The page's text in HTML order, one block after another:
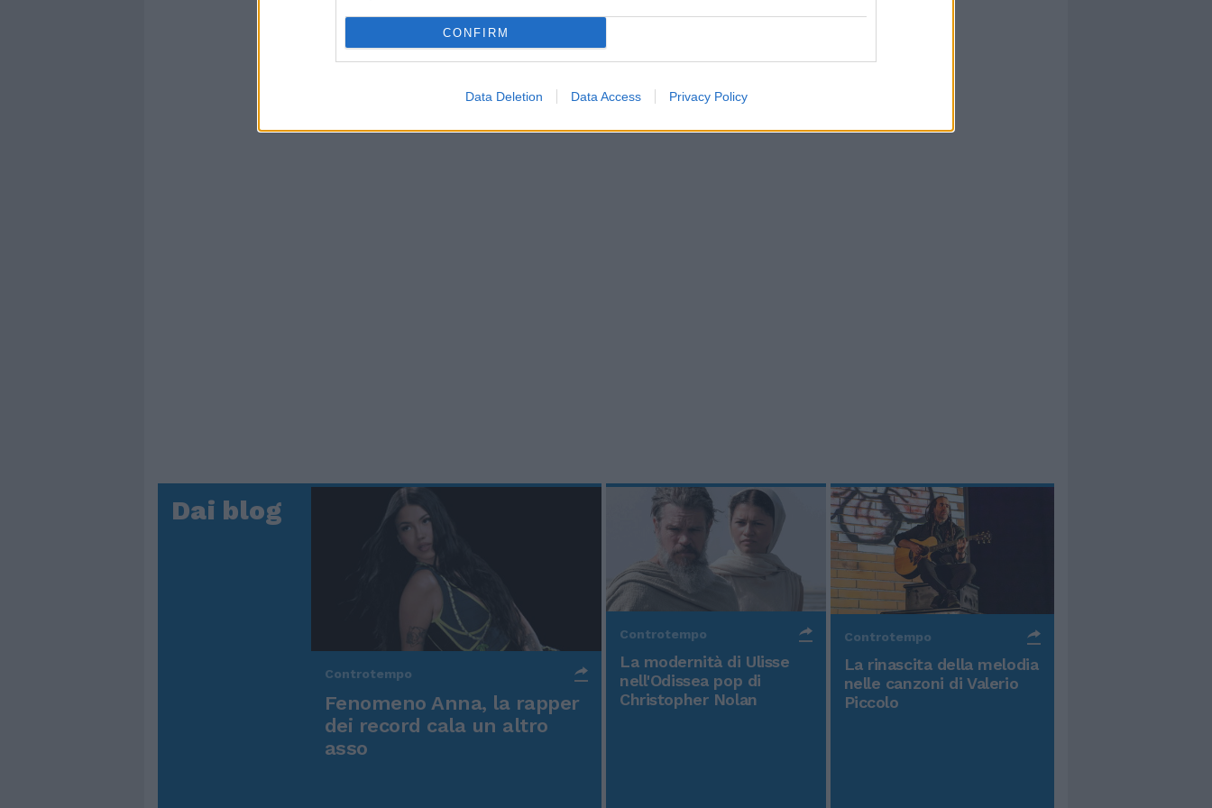
CONFIRM
Data Deletion Data Access Privacy Policy
Dai blog
Controtempo
Fenomeno Anna, la rapper
dei record cala un altro
asso
Controtempo
La modernità di Ulisse
nell'Odissea pop di
Christopher Nolan
Controtempo
La rinascita della melodia
nelle canzoni di Valerio
Piccolo